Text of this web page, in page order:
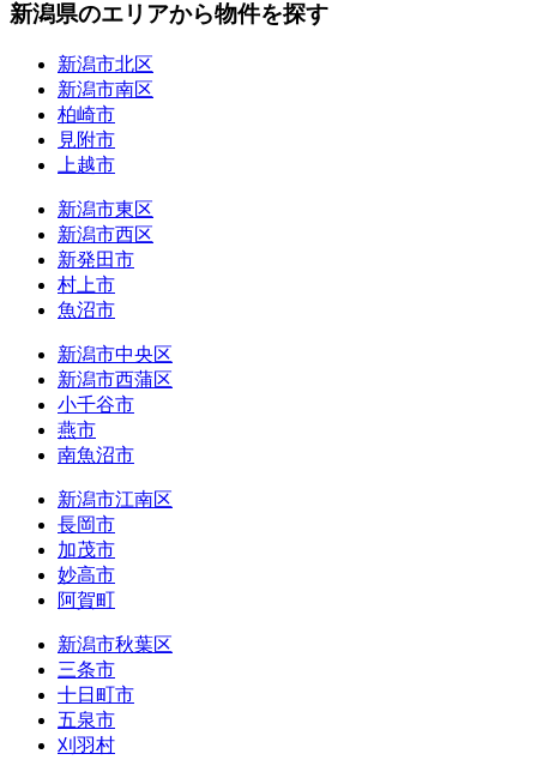
新潟県のエリアから物件を探す
新潟市北区
新潟市南区
柏崎市
見附市
上越市
新潟市東区
新潟市西区
新発田市
村上市
魚沼市
新潟市中央区
新潟市西蒲区
小千谷市
燕市
南魚沼市
新潟市江南区
長岡市
加茂市
妙高市
阿賀町
新潟市秋葉区
三条市
十日町市
五泉市
刈羽村